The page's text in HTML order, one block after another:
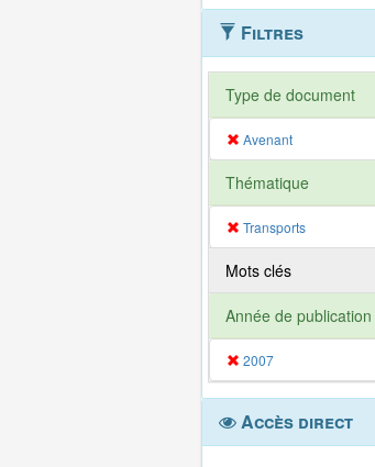
Filtres
Type de document
Avenant
Thématique
Transports
Mots clés
Année de publication
2007
Accès direct